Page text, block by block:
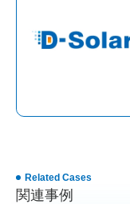
Related Cases
関連事例